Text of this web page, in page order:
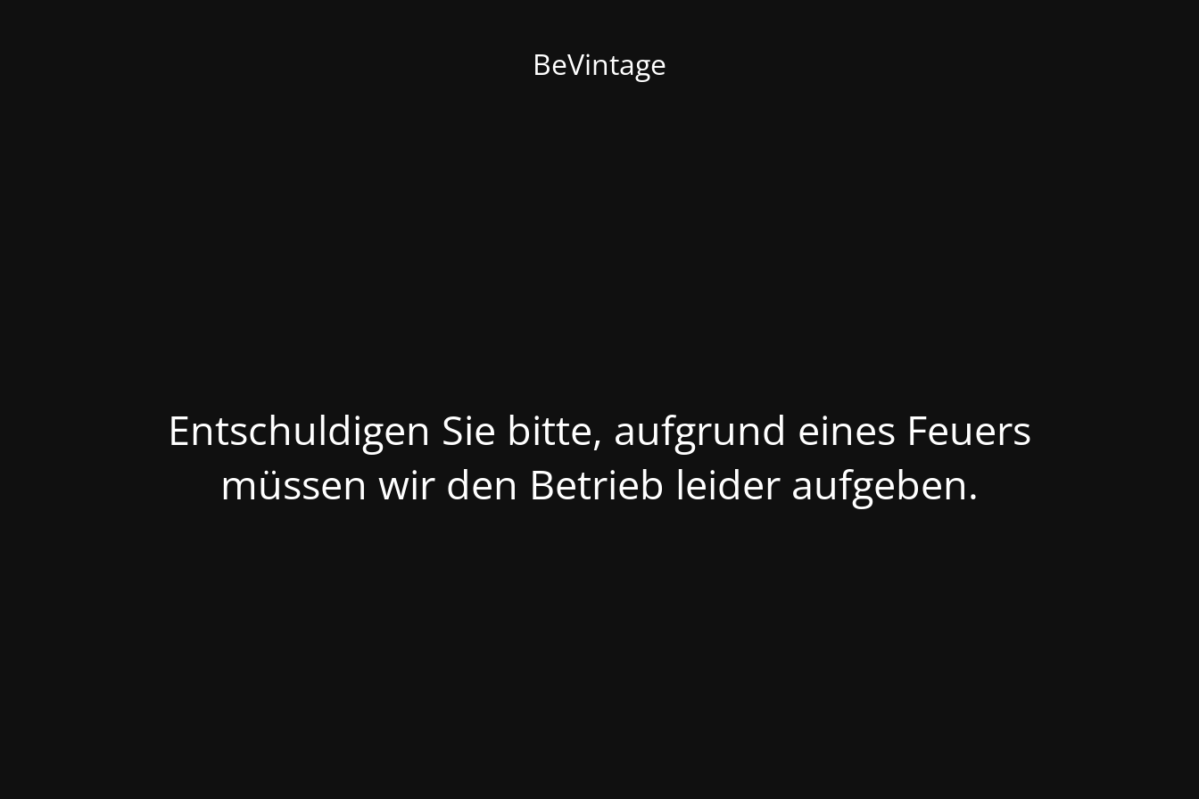
BeVintage
Entschuldigen Sie bitte, aufgrund eines Feuers
müssen wir den Betrieb leider aufgeben.